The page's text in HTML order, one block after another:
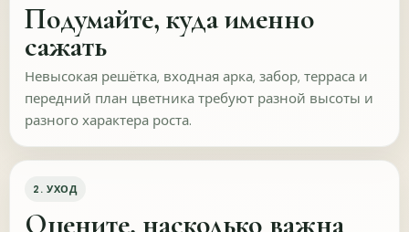
Подумайте, куда именно
сажать
Невысокая решётка, входная арка, забор, терраса и
передний план цветника требуют разной высоты и
разного характера роста.
2. УХОД
Оцените, насколько важна
Сообщить вам, если появится нужный сорт или
раздел?
Не нужно MAX
Telegram